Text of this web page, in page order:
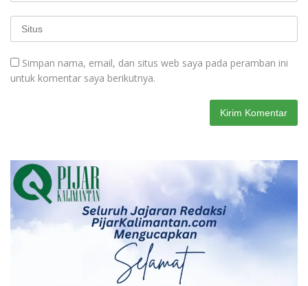
Simpan nama, email, dan situs web saya pada peramban ini
untuk komentar saya berikutnya.